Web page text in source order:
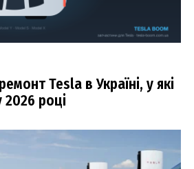
Tesla в Україні, у які
2026 році